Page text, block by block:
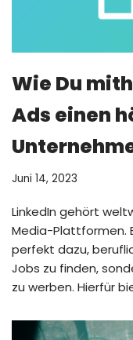
Wie Du
Ads einen
Juni 14, 2023
LinkedIn gehört
Media-Plattformen.
perfekt dazu,
Jobs zu finden,
zu werben. Hierfür